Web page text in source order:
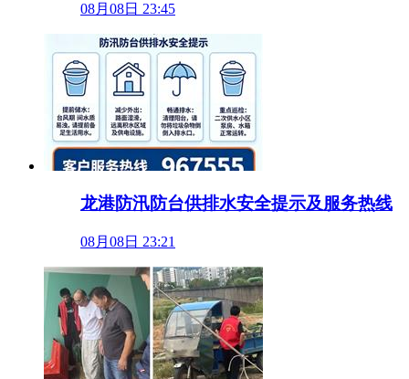
08月08日 23:45
龙港防汛防台供排水安全提示及服务热线
08月08日 23:21